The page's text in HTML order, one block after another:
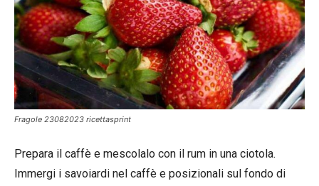
Fragole 23082023 ricettasprint
Prepara il caffè e mescolalo con il rum in una ciotola.
Immergi i savoiardi nel caffè e posizionali sul fondo di